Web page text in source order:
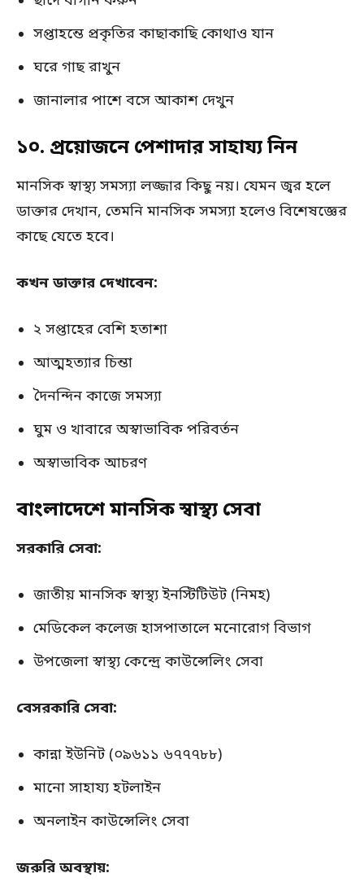
সপ্তাহন্তে প্রকৃতির কাছাকাছি কোথাও যান
ঘরে গাছ রাখুন
জানালার পাশে বসে আকাশ দেখুন
১০. প্রয়োজনে পেশাদার সাহায্য নিন
মানসিক স্বাস্থ্য সমস্যা লজ্জার কিছু নয়। যেমন জ্বর হলে
ডাক্তার দেখান, তেমনি মানসিক সমস্যা হলেও বিশেষজ্ঞের
কাছে যেতে হবে।
কখন ডাক্তার দেখাবেন:
২ সপ্তাহের বেশি হতাশা
আত্মহত্যার চিন্তা
দৈনন্দিন কাজে সমস্যা
ঘুম ও খাবারে অস্বাভাবিক পরিবর্তন
অস্বাভাবিক আচরণ
বাংলাদেশে মানসিক স্বাস্থ্য সেবা
সরকারি সেবা:
জাতীয় মানসিক স্বাস্থ্য ইনস্টিটিউট (নিমহ)
মেডিকেল কলেজ হাসপাতালে মনোরোগ বিভাগ
উপজেলা স্বাস্থ্য কেন্দ্রে কাউন্সেলিং সেবা
বেসরকারি সেবা:
কান্না ইউনিট (০৯৬১১ ৬৭৭৭৮৮)
মানো সাহায্য হটলাইন
অনলাইন কাউন্সেলিং সেবা
জরুরি অবস্থায়: